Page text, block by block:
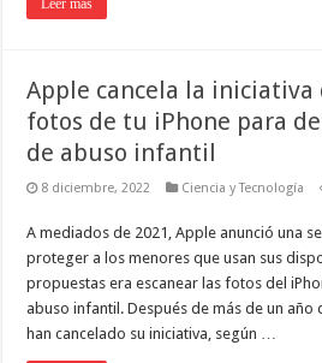
Apple cancela la iniciativa
fotos de tu iPhone para
de abuso infantil
8 diciembre, 2022 Ciencia y Tecnología
A mediados de 2021, Apple anunció una
proteger a los menores que usan sus
propuestas era escanear las fotos del
abuso infantil. Después de más de un año
han cancelado su iniciativa, según …